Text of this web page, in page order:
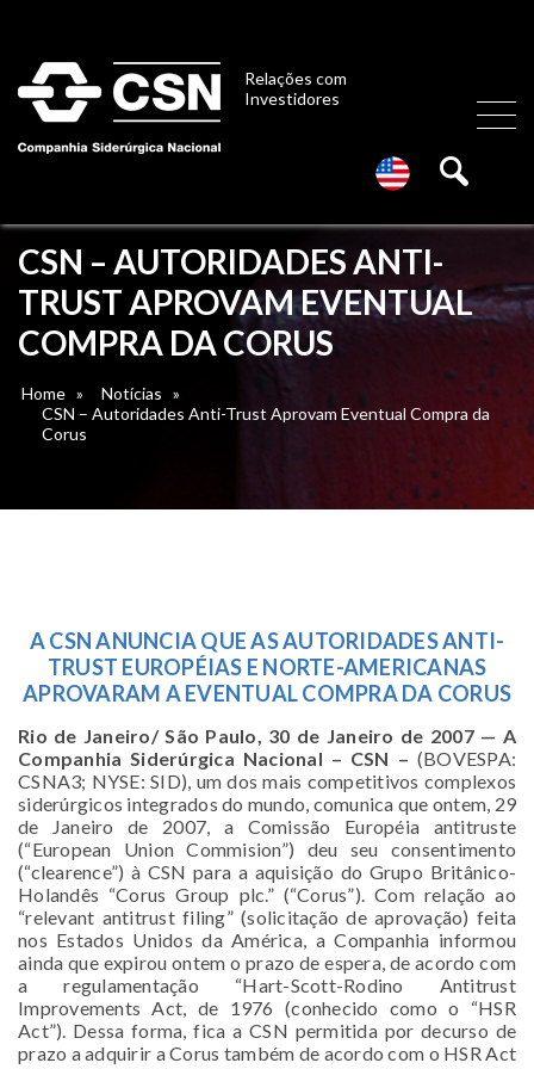
Relações com
Investidores
CSN – AUTORIDADES ANTI-
TRUST APROVAM EVENTUAL
COMPRA DA CORUS
Home » Notícias »
CSN – Autoridades Anti-Trust Aprovam Eventual Compra da
Corus
A CSN ANUNCIA QUE AS AUTORIDADES ANTI-
TRUST EUROPÉIAS E NORTE-AMERICANAS
APROVARAM A EVENTUAL COMPRA DA CORUS
Rio de Janeiro/ São Paulo, 30 de Janeiro de 2007 — A
Companhia Siderúrgica Nacional – CSN – (BOVESPA:
CSNA3; NYSE: SID), um dos mais competitivos complexos
siderúrgicos integrados do mundo, comunica que ontem, 29
de Janeiro de 2007, a Comissão Européia antitruste
(“European Union Commision”) deu seu consentimento
(“clearence”) à CSN para a aquisição do Grupo Britânico-
Holandês “Corus Group plc.” (“Corus”). Com relação ao
“relevant antitrust filing” (solicitação de aprovação) feita
nos Estados Unidos da América, a Companhia informou
ainda que expirou ontem o prazo de espera, de acordo com
a regulamentação “Hart-Scott-Rodino Antitrust
Improvements Act, de 1976 (conhecido como o “HSR
Act”). Dessa forma, fica a CSN permitida por decurso de
prazo a adquirir a Corus também de acordo com o HSR Act